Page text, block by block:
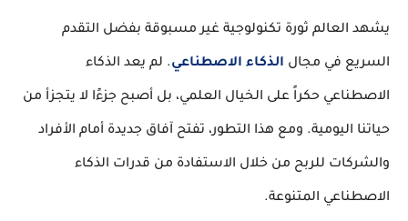
يشهد العالم ثورة تكنولوجية غير مسبوقة بفضل التقدم
السريع في مجال الذكاء الاصطناعي. لم يعد الذكاء
الاصطناعي حكراً على الخيال العلمي، بل أصبح جزءًا لا يتجزأ من
حياتنا اليومية. ومع هذا التطور، تفتح آفاق جديدة أمام الأفراد
والشركات للربح من خلال الاستفادة من قدرات الذكاء
الاصطناعي المتنوعة.